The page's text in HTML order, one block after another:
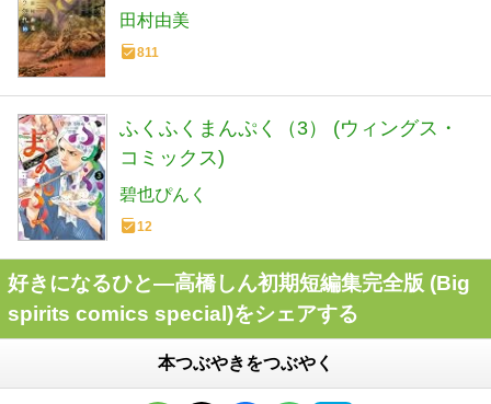
田村由美
811
ふくふくまんぷく（3） (ウィングス・
コミックス)
碧也ぴんく
12
好きになるひと―高橋しん初期短編集完全版 (Big
spirits comics special)をシェアする
本つぶやきをつぶやく